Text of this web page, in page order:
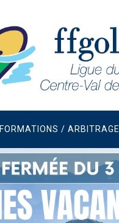
FORMATIONS / ARBITRAGE